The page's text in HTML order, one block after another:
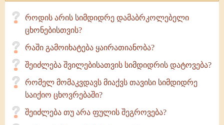
როდის არის სიმდიდრე დამაბრკოლებელი
ცხონებისთვის?
რაში გამოიხატება ყაირათიანობა?
შეიძლება შვილებისათვის სიმდიდრის დატოვება?
რომელ მომაკვდავს მიაქვს თავისი სიმდიდრე
საიქიო ცხოვრებაში?
შეიძლება თუ არა ფულის შეგროვება?